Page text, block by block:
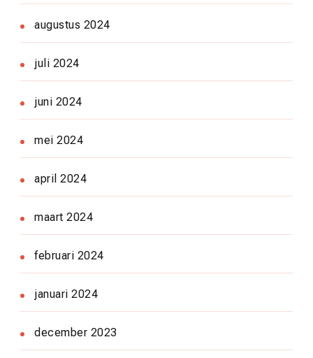
augustus 2024
juli 2024
juni 2024
mei 2024
april 2024
maart 2024
februari 2024
januari 2024
december 2023